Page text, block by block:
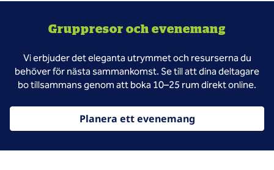
Gruppresor och evenemang
Vi erbjuder det eleganta utrymmet och resurserna du
behöver för nästa sammankomst. Se till att dina deltagare
bo tillsammans genom att boka 10–25 rum direkt online.
Planera ett evenemang